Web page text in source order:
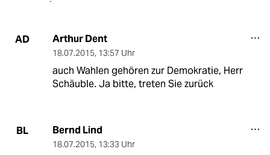
AD Arthur Dent
18.07.2015, 13:57 Uhr
auch Wahlen gehören zur Demokratie, Herr
Schäuble. Ja bitte, treten Sie zurück
BL Bernd Lind
18.07.2015, 13:33 Uhr